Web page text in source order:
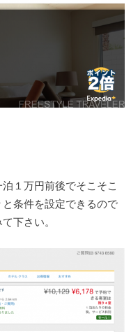
１万円前後でそこそこ
条件を設定できるので
下さい。